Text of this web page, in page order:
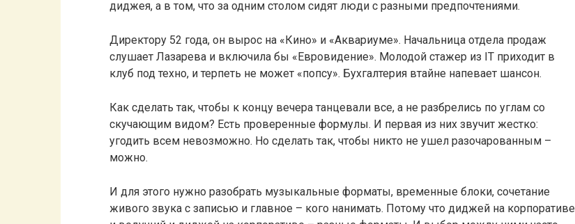
диджея, а в том, что за одним столом сидят люди с разными предпочтениями.
Директору 52 года, он вырос на «Кино» и «Аквариуме». Начальница отдела продаж
слушает Лазарева и включила бы «Евровидение». Молодой стажер из IT приходит в
клуб под техно, и терпеть не может «попсу». Бухгалтерия втайне напевает шансон.
Как сделать так, чтобы к концу вечера танцевали все, а не разбрелись по углам со
скучающим видом? Есть проверенные формулы. И первая из них звучит жестко:
угодить всем невозможно. Но сделать так, чтобы никто не ушел разочарованным –
можно.
И для этого нужно разобрать музыкальные форматы, временные блоки, сочетание
живого звука с записью и главное – кого нанимать. Потому что диджей на корпоративе